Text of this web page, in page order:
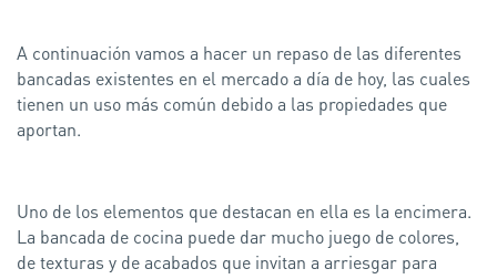
A continuación vamos a hacer un repaso de las diferentes
bancadas existentes en el mercado a día de hoy, las cuales
tienen un uso más común debido a las propiedades que
aportan.
Uno de los elementos que destacan en ella es la encimera.
La bancada de cocina puede dar mucho juego de colores,
de texturas y de acabados que invitan a arriesgar para